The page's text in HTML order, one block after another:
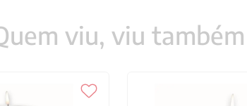
viu, viu também